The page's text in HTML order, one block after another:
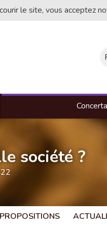
le site, vous acceptez
société ?